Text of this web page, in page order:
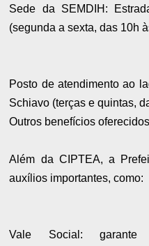
Sede da SEMDIH:
(segunda a sexta, das 10h
Posto de atendimento ao
Schiavo (terças e quintas,
Outros benefícios
Além da CIPTEA, a
auxílios importantes, como:
Vale Social: garante